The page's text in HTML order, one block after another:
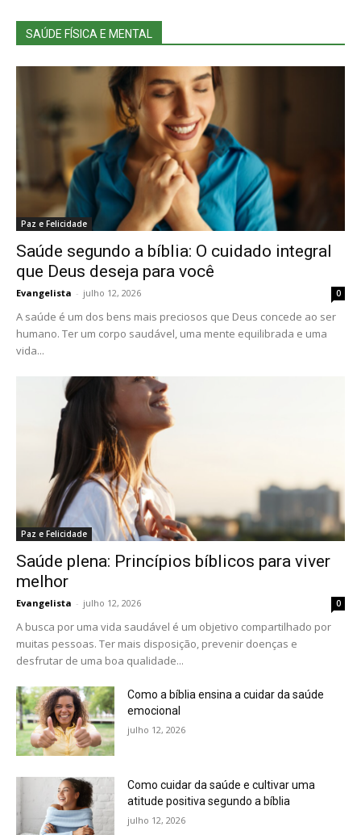
SAÚDE FÍSICA E MENTAL
Paz e Felicidade
Saúde segundo a bíblia: O cuidado integral
que Deus deseja para você
Evangelista - julho 12, 2026 0
A saúde é um dos bens mais preciosos que Deus concede ao ser
humano. Ter um corpo saudável, uma mente equilibrada e uma
vida...
Paz e Felicidade
Saúde plena: Princípios bíblicos para viver
melhor
Evangelista - julho 12, 2026 0
A busca por uma vida saudável é um objetivo compartilhado por
muitas pessoas. Ter mais disposição, prevenir doenças e
desfrutar de uma boa qualidade...
Como a bíblia ensina a cuidar da saúde
emocional
julho 12, 2026
Como cuidar da saúde e cultivar uma
atitude positiva segundo a bíblia
julho 12, 2026